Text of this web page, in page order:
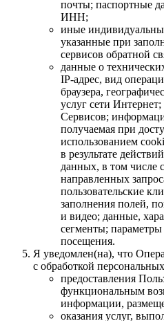
почты; паспортные
ИНН;
иные
указанные при
сервисов обратной
данные о
IP-адрес, вид
браузера,
услуг сети
Сервисов;
получаемая при
использованием
в результате
данных, в том числе
направленных
пользовательские
заполнения полей,
и видео; данные,
сегменты;
посещения.
Я уведомлен(на), что
с обработкой
предоставления
функциональным
информации,
оказания услуг,